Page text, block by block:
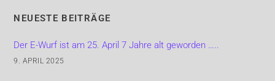
NEUESTE BEITRÄGE
Der E-Wurf ist am 25. April 7 Jahre alt geworden …..
9. APRIL 2025